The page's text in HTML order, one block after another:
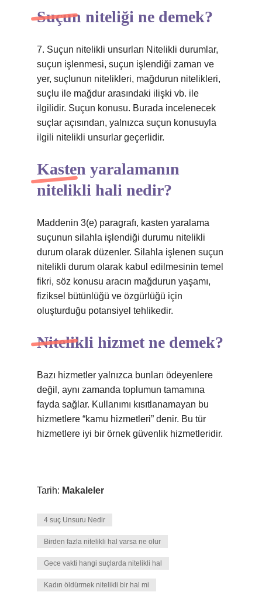
Suçun niteliği ne demek?
7. Suçun nitelikli unsurları Nitelikli durumlar,
suçun işlenmesi, suçun işlendiği zaman ve
yer, suçlunun nitelikleri, mağdurun nitelikleri,
suçlu ile mağdur arasındaki ilişki vb. ile
ilgilidir. Suçun konusu. Burada incelenecek
suçlar açısından, yalnızca suçun konusuyla
ilgili nitelikli unsurlar geçerlidir.
Kasten yaralamanın
nitelikli hali nedir?
Maddenin 3(e) paragrafı, kasten yaralama
suçunun silahla işlendiği durumu nitelikli
durum olarak düzenler. Silahla işlenen suçun
nitelikli durum olarak kabul edilmesinin temel
fikri, söz konusu aracın mağdurun yaşamı,
fiziksel bütünlüğü ve özgürlüğü için
oluşturduğu potansiyel tehlikedir.
Nitelikli hizmet ne demek?
Bazı hizmetler yalnızca bunları ödeyenlere
değil, aynı zamanda toplumun tamamına
fayda sağlar. Kullanımı kısıtlanamayan bu
hizmetlere “kamu hizmetleri” denir. Bu tür
hizmetlere iyi bir örnek güvenlik hizmetleridir.
Tarih: Makaleler
4 suç Unsuru Nedir
Birden fazla nitelikli hal varsa ne olur
Gece vakti hangi suçlarda nitelikli hal
Kadın öldürmek nitelikli bir hal mi